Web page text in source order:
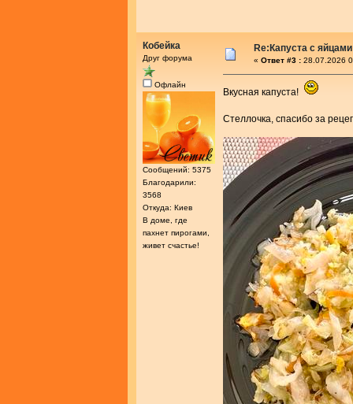
Кобейка
Друг форума
Офлайн
Сообщений: 5375
Благодарили:
3568
Откуда: Киев
В доме, где
пахнет пирогами,
живет счастье!
Re:Капуста с
« Ответ #3 : 28.07.2026
Вкусная капуста!
Стеллочка, спасибо за